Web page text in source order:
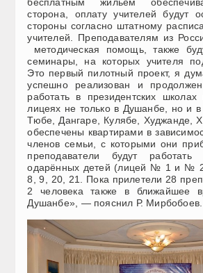
сторона, оплату учителей будут
стороны согласно штатному
учителей. Преподавателям из
методическая помощь, также
семинары, на которых учителя
Это первый пилотный проект, я
успешно реализован и
работать в президентских школах
лицеях не только в Душанбе, но и в
Тюбе, Дангаре, Кулябе, Худжанде,
обеспечены квартирами в
членов семьи, с которыми они
преподаватели будут
одарённых детей (лицей № 1 и №
8, 9, 20, 21. Пока прилетели 28
2 человека также в ближайшее
Душанбе», — пояснил Р. Мирбобоев.